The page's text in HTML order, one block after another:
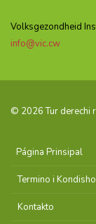
Volksgezondheid
info@vic.cw
© 2026 Tur derechi
Página Prinsipal
Termino i
Kontakto